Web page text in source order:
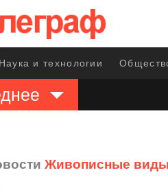
Наука и технологии
Живописные